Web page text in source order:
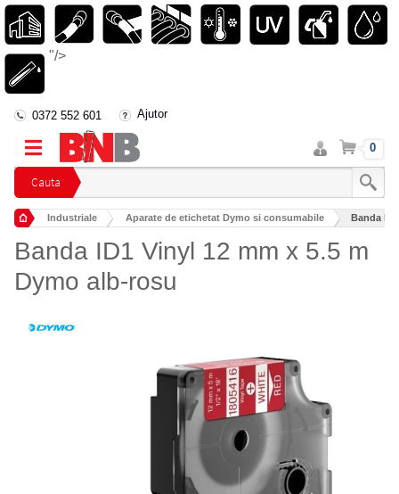
"/>
Cauta
0372 552 601 Ajutor
Intra
in
cont
Cos 0
Industriale Aparate de etichetat Dymo si consumabile Banda
Banda ID1 Vinyl 12 mm x 5.5 m
Dymo alb-rosu